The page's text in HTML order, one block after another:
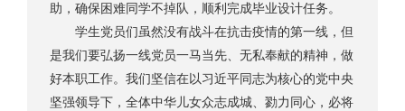
助，确保困难同学不掉队，顺利完成毕业设计任务。
学生党员们虽然没有战斗在抗击疫情的第一线，但
是我们要弘扬一线党员一马当先、无私奉献的精神，做
好本职工作。我们坚信在以习近平同志为核心的党中央
坚强领导下，全体中华儿女众志成城、勠力同心，必将